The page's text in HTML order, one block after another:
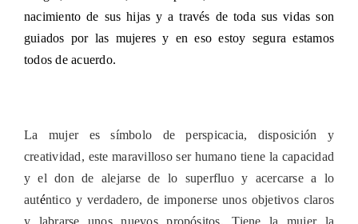
nacimiento de sus hijas y a través de toda sus vidas son
guiados por las mujeres y en eso estoy segura estamos
todos de acuerdo.
La mujer es símbolo de perspicacia, disposición y
creatividad, este maravilloso ser humano tiene la capacidad
y el don de alejarse de lo superfluo y acercarse a lo
auténtico y verdadero, de imponerse unos objetivos claros
y labrarse unos nuevos propósitos. Tiene la mujer la